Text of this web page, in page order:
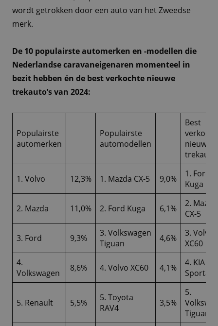
wordt getrokken door een auto van het Zweedse
merk.
De 10 populairste automerken en -modellen die
Nederlandse caravaneigenaren momenteel in
bezit hebben én de best verkochte nieuwe
trekauto’s van 2024:
Populairste
automerken
Populairste
automodellen
Best
nieuwe
1. Volvo 12,3% 1. Mazda CX-5 9,0%
1. Ford
Kuga
2. Mazda 11,0% 2. Ford Kuga 6,1%
2. Mazda
CX-5
3. Ford 9,3%
3. Volkswagen
Tiguan
4,6%
3. Volvo
XC60
4.
Volkswagen
8,6% 4. Volvo XC60 4,1%
4. KIA
Sportage
5. Renault 5,5%
5. Toyota
RAV4
3,5%
5.
Tiguan